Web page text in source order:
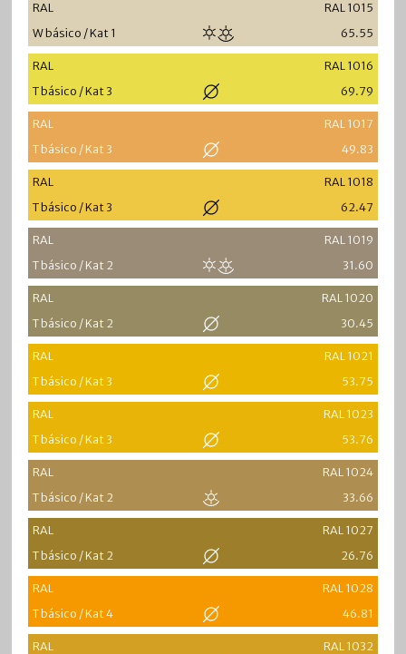
RAL
RAL 1015
W básico / Kat 1
65.55
RAL
RAL 1016
T básico / Kat 3
69.79
RAL
RAL 1017
T básico / Kat 3
49.83
RAL
RAL 1018
T básico / Kat 3
62.47
RAL
RAL 1019
T básico / Kat 2
31.60
RAL
RAL 1020
T básico / Kat 2
30.45
RAL
RAL 1021
T básico / Kat 3
53.75
RAL
RAL 1023
T básico / Kat 3
53.76
RAL
RAL 1024
T básico / Kat 2
33.66
RAL
RAL 1027
T básico / Kat 2
26.76
RAL
RAL 1028
T básico / Kat 4
46.81
RAL
RAL 1032